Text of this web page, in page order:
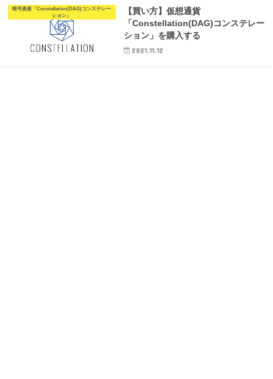
暗号資産「Constellation(DAG)コンステレー
ション」
【買い方】仮想通貨
「Constellation(DAG)コンステレー
ション」を購入する
2021.11.12